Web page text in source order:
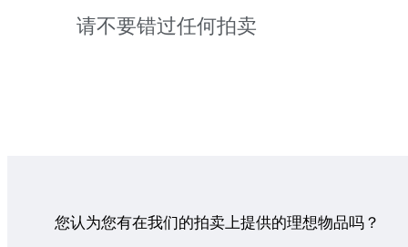
请不要错过任何拍卖
您认为您有在我们的拍卖上提供的理想物品吗？